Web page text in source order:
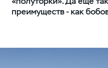
преимуществ - как